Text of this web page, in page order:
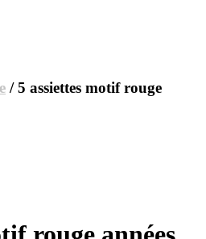
/ 5 assiettes motif rouge